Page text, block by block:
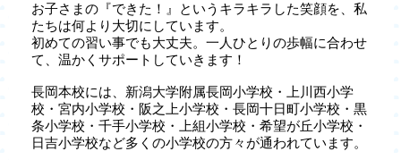
お子さまの『できた！』というキラキラした笑顔を、私
たちは何より大切にしています。
初めての習い事でも大丈夫。一人ひとりの歩幅に合わせ
て、温かくサポートしていきます！
長岡本校には、新潟大学附属長岡小学校・上川西小学
校・宮内小学校・阪之上小学校・長岡十日町小学校・黒
条小学校・千手小学校・上組小学校・希望が丘小学校・
日吉小学校など多くの小学校の方々が通われています。